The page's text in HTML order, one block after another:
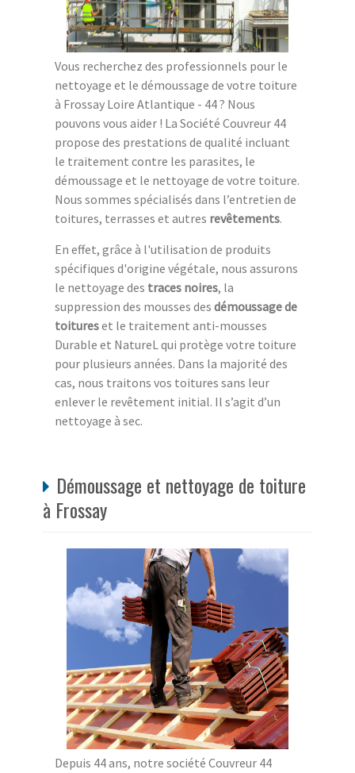
Vous recherchez des professionnels pour le
nettoyage et le démoussage de votre toiture
à Frossay Loire Atlantique - 44 ? Nous
pouvons vous aider ! La Société Couvreur 44
propose des prestations de qualité incluant
le traitement contre les parasites, le
démoussage et le nettoyage de votre toiture.
Nous sommes spécialisés dans l’entretien de
toitures, terrasses et autres revêtements.
En effet, grâce à l'utilisation de produits
spécifiques d'origine végétale, nous assurons
le nettoyage des traces noires, la
suppression des mousses des démoussage de
toitureset le traitement anti-mousses
Durable et NatureL qui protège votre toiture
pour plusieurs années. Dans la majorité des
cas, nous traitons vos toitures sans leur
enlever le revêtement initial. Il s’agit d’un
nettoyage à sec.
Démoussage et nettoyage de toiture
à Frossay
Depuis 44 ans, notre société Couvreur 44